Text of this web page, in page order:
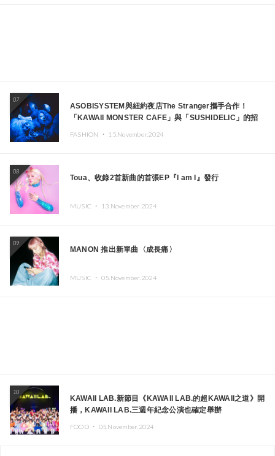
07
ASOBISYSTEM與紐約夜店The Stranger攜手合作！
「KAWAII MONSTER CAFE」與「SUSHIDELIC」的招
FASHION ・ 15.November.2024
08
Toua、收錄2首新曲的首張EP『I am I』發行
MUSIC ・ 13.November.2024
09
MANON 推出新單曲〈成長痛〉
MUSIC ・ 05.November.2024
10
KAWAII LAB.新節目《KAWAII LAB.的超KAWAII之道》開
播，KAWAII LAB.三週年紀念公演也確定舉辦
FOOD ・ 05.November.2024